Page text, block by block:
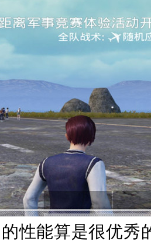
性能算是很优